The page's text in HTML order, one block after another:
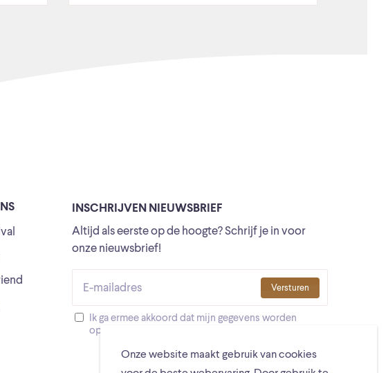
Onze website maakt gebruik van cookies
INSCHRIJVEN NIEUWSBRIEF
Altijd als eerste op de hoogte? Schrijf je in voor
onze nieuwsbrief!
Ik ga ermee akkoord dat mijn gegevens worden
opgeslagen
Versturen